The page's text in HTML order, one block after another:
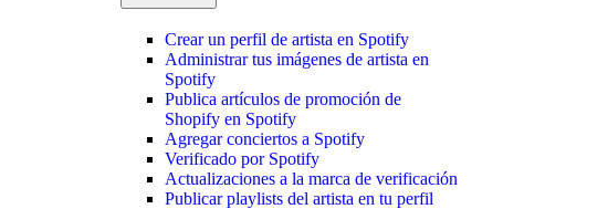
Crear un perfil de artista en Spotify
Administrar tus imágenes de artista en
Spotify
Publica artículos de promoción de
Shopify en Spotify
Agregar conciertos a Spotify
Verificado por Spotify
Actualizaciones a la marca de verificación
Publicar playlists del artista en tu perfil